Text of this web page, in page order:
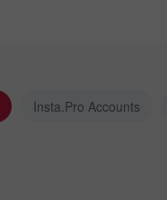
Insta.Pro Accounts